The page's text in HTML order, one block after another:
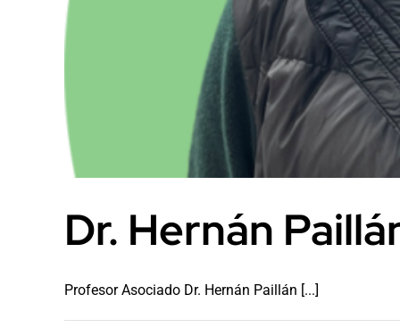
Dr. Hernán
Profesor Asociado Dr. Hernán Paillán [...]